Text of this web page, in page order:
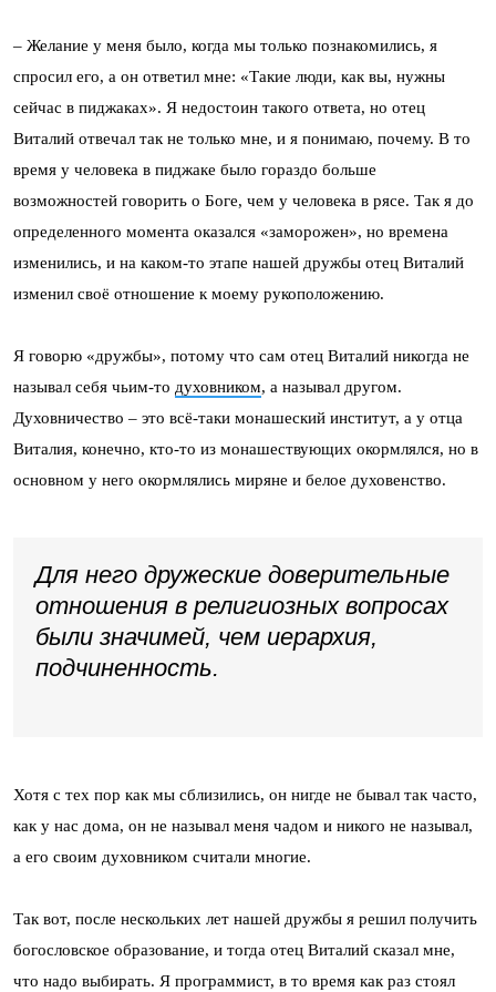
– Желание у меня было, когда мы только познакомились, я
спросил его, а он ответил мне: «Такие люди, как вы, нужны
сейчас в пиджаках». Я недостоин такого ответа, но отец
Виталий отвечал так не только мне, и я понимаю, почему. В то
время у человека в пиджаке было гораздо больше
возможностей говорить о Боге, чем у человека в рясе. Так я до
определенного момента оказался «заморожен», но времена
изменились, и на каком-то этапе нашей дружбы отец Виталий
изменил своё отношение к моему рукоположению.
Я говорю «дружбы», потому что сам отец Виталий никогда не
называл себя чьим-то духовником, а называл другом.
Духовничество – это всё-таки монашеский институт, а у отца
Виталия, конечно, кто-то из монашествующих окормлялся, но в
основном у него окормлялись миряне и белое духовенство.
Для него дружеские доверительные
отношения в религиозных вопросах
были значимей, чем иерархия,
подчиненность.
Хотя с тех пор как мы сблизились, он нигде не бывал так часто,
как у нас дома, он не называл меня чадом и никого не называл,
а его своим духовником считали многие.
Так вот, после нескольких лет нашей дружбы я решил получить
богословское образование, и тогда отец Виталий сказал мне,
что надо выбирать. Я программист, в то время как раз стоял